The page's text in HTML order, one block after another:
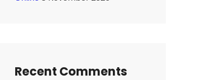
Recent Comments